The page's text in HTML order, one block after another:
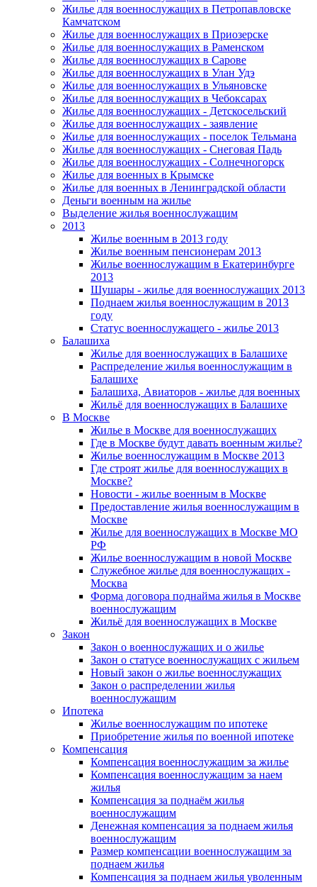
Жилье для военнослужащих в Петропавловске
Камчатском
Жилье для военнослужащих в Приозерске
Жилье для военнослужащих в Раменском
Жилье для военнослужащих в Сарове
Жилье для военнослужащих в Улан Удэ
Жилье для военнослужащих в Ульяновске
Жилье для военнослужащих в Чебоксарах
Жилье для военнослужащих - Детскосельский
Жилье для военнослужащих - заявление
Жилье для военнослужащих - поселок Тельмана
Жилье для военнослужащих - Снеговая Падь
Жилье для военнослужащих - Солнечногорск
Жилье для военных в Крымске
Жилье для военных в Ленинградской области
Деньги военным на жилье
Выделение жилья военнослужащим
2013
Жилье военным в 2013 году
Жилье военным пенсионерам 2013
Жилье военнослужащим в Екатеринбурге
2013
Шушары - жилье для военнослужащих 2013
Поднаем жилья военнослужащим в 2013
году
Статус военнослужащего - жилье 2013
Балашиха
Жилье для военнослужащих в Балашихе
Распределение жилья военнослужащим в
Балашихе
Балашиха, Авиаторов - жилье для военных
Жильё для военнослужащих в Балашихе
В Москве
Жилье в Москве для военнослужащих
Где в Москве будут давать военным жилье?
Жилье военнослужащим в Москве 2013
Где строят жилье для военнослужащих в
Москве?
Новости - жилье военным в Москве
Предоставление жилья военнослужащим в
Москве
Жилье для военнослужащих в Москве МО
РФ
Жилье военнослужащим в новой Москве
Служебное жилье для военнослужащих -
Москва
Форма договора поднайма жилья в Москве
военнослужащим
Жильё для военнослужащих в Москве
Закон
Закон о военнослужащих и о жилье
Закон о статусе военнослужащих с жильем
Новый закон о жилье военнослужащих
Закон о распределении жилья
военнослужащим
Ипотека
Жилье военнослужащим по ипотеке
Приобретение жилья по военной ипотеке
Компенсация
Компенсация военнослужащим за жилье
Компенсация военнослужащим за наем
жилья
Компенсация за поднаём жилья
военнослужащим
Денежная компенсация за поднаем жилья
военнослужащим
Размер компенсации военнослужащим за
поднаем жилья
Компенсация за поднаем жилья уволенным